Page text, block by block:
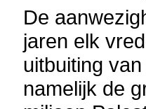
De
jaren elk
uitbuiting
namelijk de